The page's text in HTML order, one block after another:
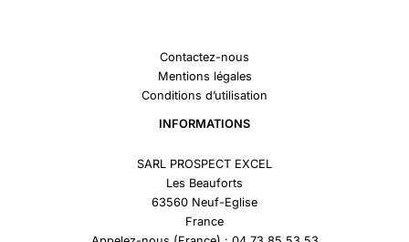
Contactez-nous
Mentions légales
Conditions d’utilisation
INFORMATIONS
SARL PROSPECT EXCEL
Les Beauforts
63560 Neuf-Eglise
France